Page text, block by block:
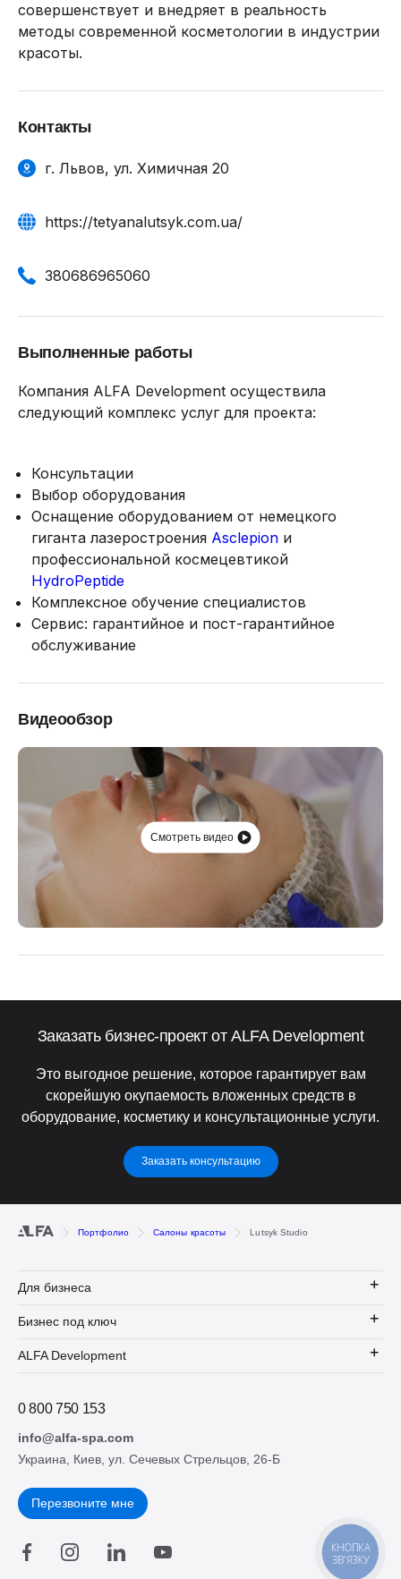
совершенствует и внедряет в реальность
методы современной косметологии в индустрии
красоты.
Контакты
г. Львов, ул. Химичная 20
https://tetyanalutsyk.com.ua/
380686965060
Выполненные работы
Компания ALFA Development осуществила
следующий комплекс услуг для проекта:
Консультации
Выбор оборудования
Оснащение оборудованием от немецкого
гиганта лазеростроения Asclepion и
профессиональной космецевтикой
HydroPeptide
Комплексное обучение специалистов
Сервис: гарантийное и пост-гарантийное
обслуживание
Видеообзор
Смотреть видео
Заказать бизнес-проект от ALFA Development
Это выгодное решение, которое гарантирует вам
скорейшую окупаемость вложенных средств в
оборудование, косметику и консультационные услуги.
Заказать консультацию
Портфолио Салоны красоты Lutsyk Studio
Для бизнеса
Бизнес под ключ
ALFA Development
0 800 750 153
info@alfa-spa.com
Украина, Киев, ул. Сечевых Стрельцов, 26-Б
Перезвоните мне
КНОПКА
ЗВ'ЯЗКУ